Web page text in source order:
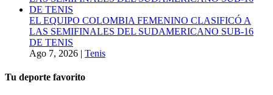
EL EQUIPO COLOMBIA FEMENINO CLASIFICÓ A
LAS SEMIFINALES DEL SUDAMERICANO SUB-16
DE TENIS
Ago 7, 2026 | Tenis
Tu deporte favorito